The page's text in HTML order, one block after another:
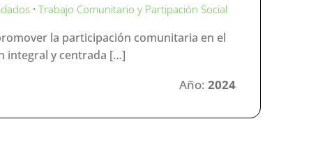
·Trabajo Comunitario y Partipación Social
la participación comunitaria en el
integral y centrada […]
Año: 2024